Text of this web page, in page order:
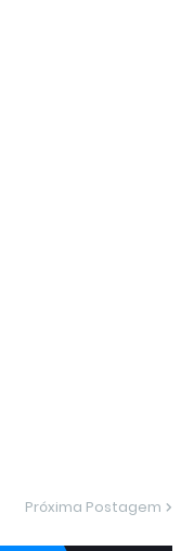
Próxima Postagem